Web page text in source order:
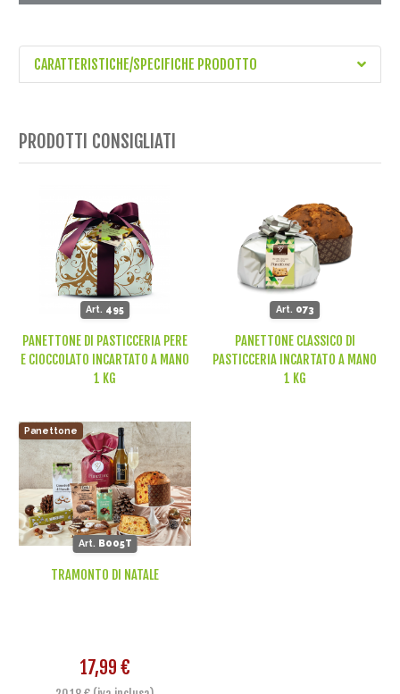
CARATTERISTICHE/SPECIFICHE PRODOTTO
PRODOTTI CONSIGLIATI
Art. 495
PANETTONE DI PASTICCERIA PERE
E CIOCCOLATO INCARTATO A MANO
1 KG
Art. 073
PANETTONE CLASSICO DI
PASTICCERIA INCARTATO A MANO
1 KG
Panettone
Art. B005T
TRAMONTO DI NATALE
17,99 €